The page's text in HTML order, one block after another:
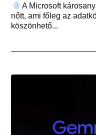
A Microsoft
nőtt, ami főleg az
köszönhető...